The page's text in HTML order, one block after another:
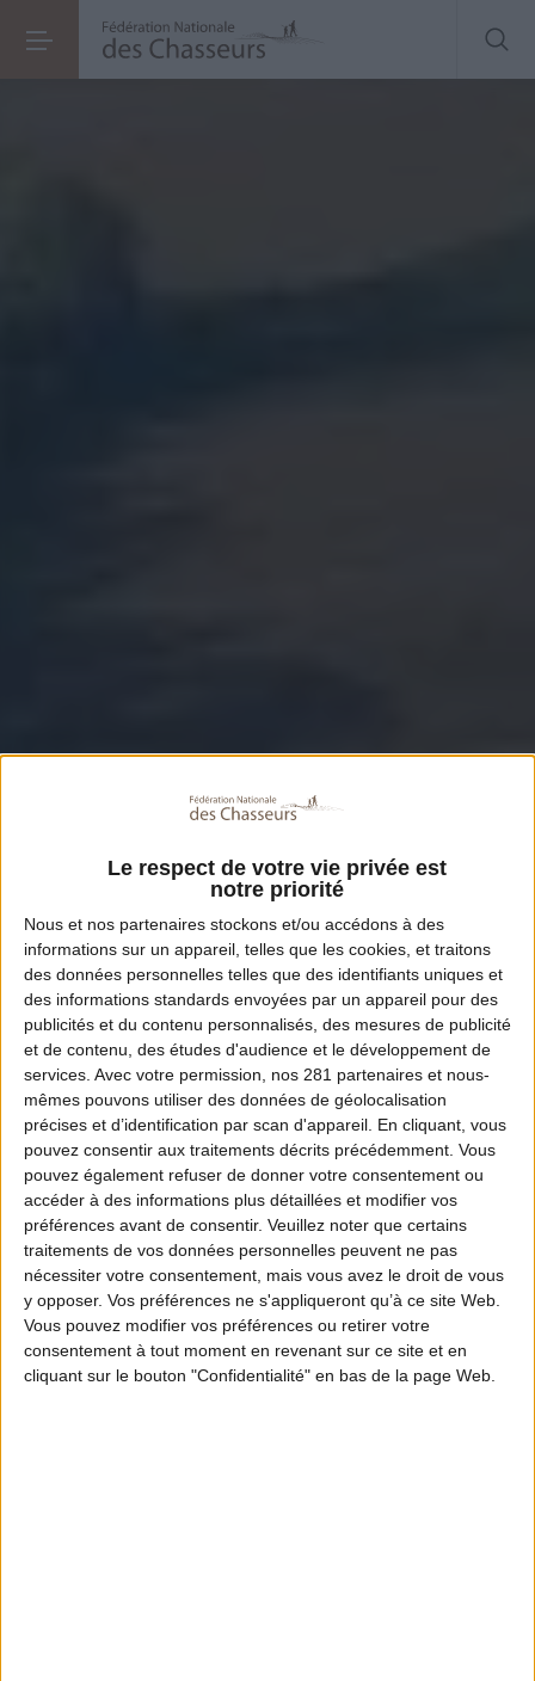
Le respect de votre vie privée est
notre priorité
Nous et nos partenaires stockons et/ou accédons à des
informations sur un appareil, telles que les cookies, et traitons
des données personnelles telles que des identifiants uniques et
des informations standards envoyées par un appareil pour des
publicités et du contenu personnalisés, des mesures de publicité
et de contenu, des études d'audience et le développement de
services. Avec votre permission, nos 281 partenaires et nous-
mêmes pouvons utiliser des données de géolocalisation
précises et d’identification par scan d'appareil. En cliquant, vous
pouvez consentir aux traitements décrits précédemment. Vous
pouvez également refuser de donner votre consentement ou
accéder à des informations plus détaillées et modifier vos
préférences avant de consentir. Veuillez noter que certains
traitements de vos données personnelles peuvent ne pas
nécessiter votre consentement, mais vous avez le droit de vous
y opposer. Vos préférences ne s'appliqueront qu’à ce site Web.
Vous pouvez modifier vos préférences ou retirer votre
consentement à tout moment en revenant sur ce site et en
cliquant sur le bouton "Confidentialité" en bas de la page Web.